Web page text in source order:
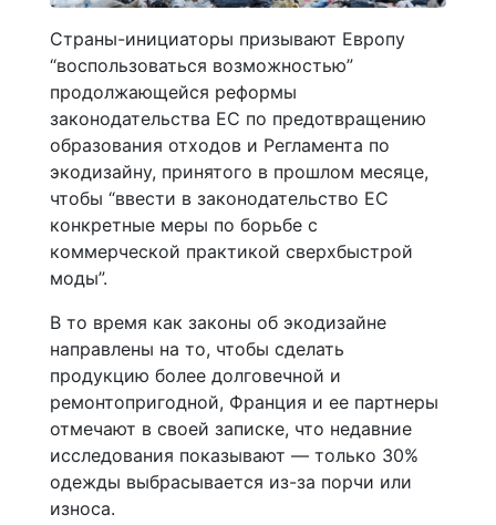
Страны-инициаторы призывают Европу
“воспользоваться возможностью”
продолжающейся реформы
законодательства ЕС по предотвращению
образования отходов и Регламента по
экодизайну, принятого в прошлом месяце,
чтобы “ввести в законодательство ЕС
конкретные меры по борьбе с
коммерческой практикой сверхбыстрой
моды”.
В то время как законы об экодизайне
направлены на то, чтобы сделать
продукцию более долговечной и
ремонтопригодной, Франция и ее партнеры
отмечают в своей записке, что недавние
исследования показывают — только 30%
одежды выбрасывается из-за порчи или
износа.